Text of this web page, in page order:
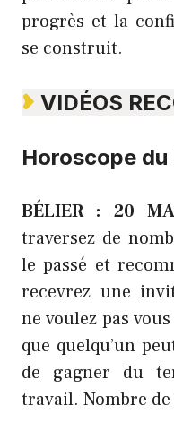
progrès et la
se construit.
VIDÉOS
Horoscope
BÉLIER : 20
traversez de
le passé et
recevrez une
ne voulez pas
que quelqu’un
de gagner du
travail. Nombre de